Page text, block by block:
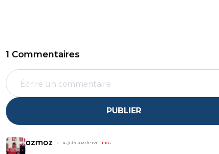
1 Commentaires
PUBLIER
ozmoz 16 juin 2020 à 9:21 +165